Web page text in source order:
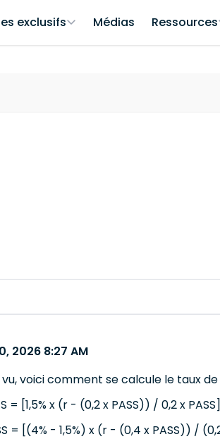
exclusifs Médias Ressources
2026 8:27 AM
voici comment se calcule le taux
= [1,5% x (r - (0,2 x PASS)) / 0,2 x PASS]
= [(4% - 1,5%) x (r - (0,4 x PASS)) /